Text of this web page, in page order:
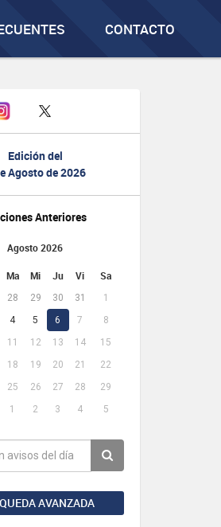
CONTACTO
Edición del
Agosto de 2026
Anteriores
Agosto 2026
Ma Mi Ju Vi Sa
28 29 30 31
1
4 5 6 7
8
11 12 13 14
15
18 19 20 21
22
25 26 27 28
29
1 2 3 4 5
AVANZADA